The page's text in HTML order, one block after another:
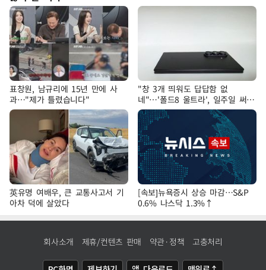
표창원, 남규리에 15년 만에 사
과…"제가 틀렸습니다"
"창 3개 띄워도 답답함 없
네"…'폴드8 울트라', 일주일 써보
니
英유명 여배우, 큰 교통사고서 기
아차 덕에 살았다
[속보]뉴욕증시 상승 마감…S&P
0.6% 나스닥 1.3%↑
회사소개 제휴/컨텐츠 판매 약관·정책 고충처리